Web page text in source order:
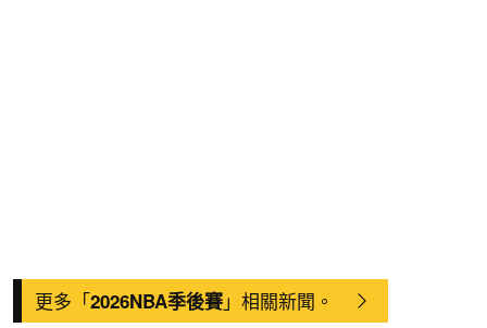
更多「2026NBA季後賽」相關新聞。